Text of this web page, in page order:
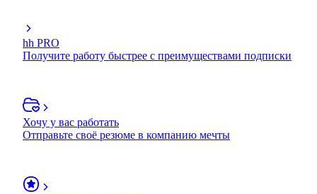
hh PRO
Получите работу быстрее с преимуществами подписки
Хочу у вас работать
Отправьте своё резюме в компанию мечты